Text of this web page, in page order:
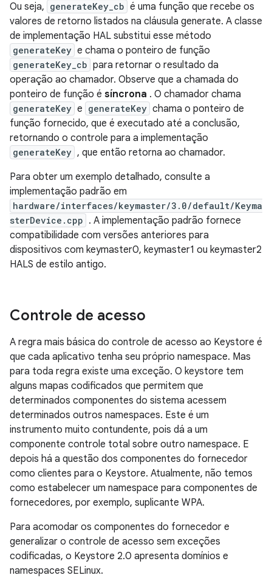
Ou seja, generateKey_cb é uma função que recebe os
valores de retorno listados na cláusula generate. A classe
de implementação HAL substitui esse método
generateKey e chama o ponteiro de função
generateKey_cb para retornar o resultado da
operação ao chamador. Observe que a chamada do
ponteiro de função é síncrona . O chamador chama
generateKey e generateKey chama o ponteiro de
função fornecido, que é executado até a conclusão,
retornando o controle para a implementação
generateKey , que então retorna ao chamador.
Para obter um exemplo detalhado, consulte a
implementação padrão em
hardware/interfaces/keymaster/3.0/default/Keyma
sterDevice.cpp . A implementação padrão fornece
compatibilidade com versões anteriores para
dispositivos com keymaster0, keymaster1 ou keymaster2
HALS de estilo antigo.
Controle de acesso
A regra mais básica do controle de acesso ao Keystore é
que cada aplicativo tenha seu próprio namespace. Mas
para toda regra existe uma exceção. O keystore tem
alguns mapas codificados que permitem que
determinados componentes do sistema acessem
determinados outros namespaces. Este é um
instrumento muito contundente, pois dá a um
componente controle total sobre outro namespace. E
depois há a questão dos componentes do fornecedor
como clientes para o Keystore. Atualmente, não temos
como estabelecer um namespace para componentes de
fornecedores, por exemplo, suplicante WPA.
Para acomodar os componentes do fornecedor e
generalizar o controle de acesso sem exceções
codificadas, o Keystore 2.0 apresenta domínios e
namespaces SELinux.